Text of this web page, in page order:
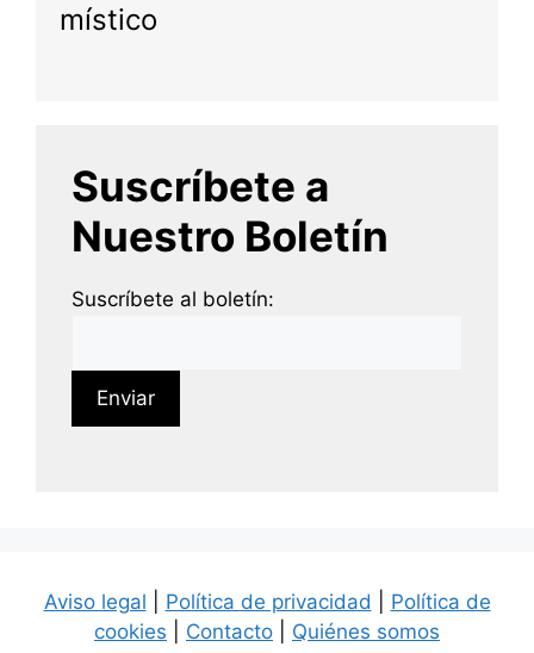
místico
Suscríbete a
Nuestro Boletín
Suscríbete al boletín:
Aviso legal Política de privacidad
Política de
cookies
Contacto Quiénes somos